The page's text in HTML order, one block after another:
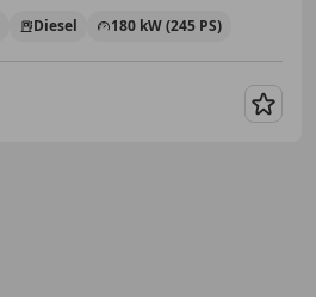
Diesel 180 kW (245 PS)